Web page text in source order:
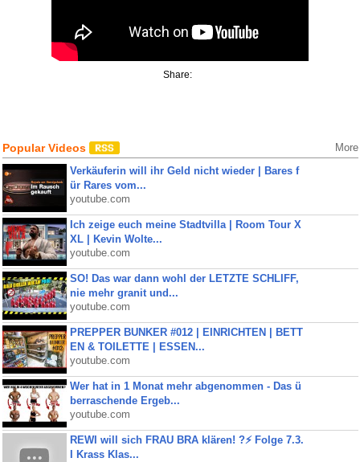
Share:
Popular Videos More
Verkäuferin will ihr Geld nicht wieder | Bares f
ür Rares vom...
youtube.com
Ich zeige euch meine Stadtvilla | Room Tour X
XL | Kevin Wolte...
youtube.com
SO! Das war dann wohl der LETZTE SCHLIFF,
nie mehr granit und...
youtube.com
PREPPER BUNKER #012 | EINRICHTEN | BETT
EN & TOILETTE | ESSEN...
youtube.com
Wer hat in 1 Monat mehr abgenommen - Das ü
berraschende Ergeb...
youtube.com
REWI will sich FRAU BRA klären! ?⚡️ Folge 7.3.
I Krass Klas...